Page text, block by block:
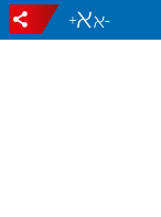
-
+